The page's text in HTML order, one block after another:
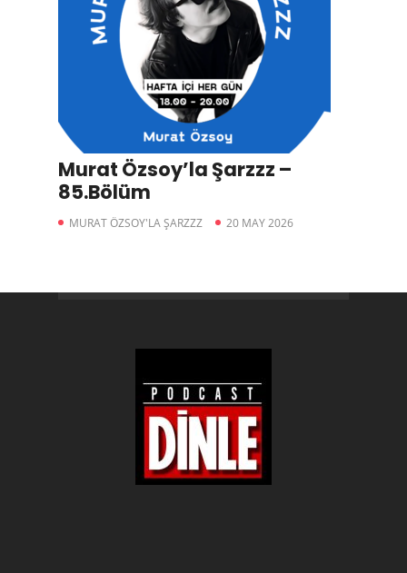
Murat Özsoy’la Şarzzz –
85.Bölüm
MURAT ÖZSOY'LA ŞARZZZ 20 MAY 2026